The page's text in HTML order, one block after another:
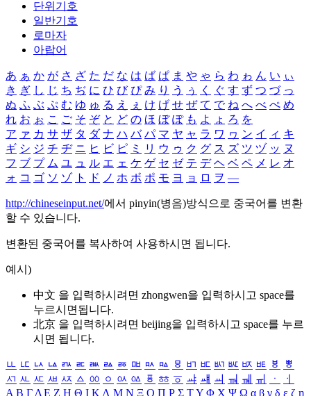
단위기호
일반기호
로마자
아랍어
あ ぁ か が さ ざ た だ な は ば ぱ ま や ゃ ら わ ゎ ん い ぃ
き ぎ し じ ち ぢ に ひ び ぴ み り う ぅ く ぐ す ず つ づ っ
ぬ ふ ぶ ぷ む ゆ ゅ る え ぇ け げ せ ぜ て で ね へ べ ぺ め
れ お ぉ こ ご そ ぞ と ど の ほ ぼ ぽ も よ ょ ろ を
ア ァ カ サ ザ タ ダ ナ ハ バ パ マ ヤ ャ ラ ワ ヮ ン イ ィ キ
ギ シ ジ チ ヂ ニ ヒ ビ ピ ミ リ ウ ゥ ク グ ス ズ ツ ヅ ッ ヌ
フ ブ プ ム ユ ュ ル エ ェ ケ ゲ セ ゼ テ デ ヘ ベ ペ メ レ オ
ォ コ ゴ ソ ゾ ト ド ノ ホ ボ ポ モ ヨ ョ ロ ヲ ―
http://chineseinput.net/에서 pinyin(병음)방식으로 중국어를 변환
할 수 있습니다.
변환된 중국어를 복사하여 사용하시면 됩니다.
예시)
中文 을 입력하시려면 zhongwen을 입력하시고 space를
누르시면됩니다.
北京 을 입력하시려면 beijing을 입력하시고 space를 누르
시면 됩니다.
ㅥ ㅦ ㅧ ㅨ ㅩ ㅪ ㅫ ㅬ ㅭ ㅮ ㅯ ㅰ ㅱ ㅲ ㅳ ㅴ ㅵ ㅶ ㅷ ㅸ
ㅹ
ㅺ ㅻ ㅼ ㅽ ㅾ ㅿ ㆀ ㆁ ㆂ ㆃ ㆄ ㆅ ㆆ ㆇ ㆈ ㆉ ㆊ ㆋ ㆌ ㆍ
ㆎ
Α Β ΓΔ Ε Ζ Η Θ Ι ΚΛ Μ Ν Ξ Ο Π Ρ Σ ΤΥ Φ Χ Ψ Ω α β γ δ ε ζ η